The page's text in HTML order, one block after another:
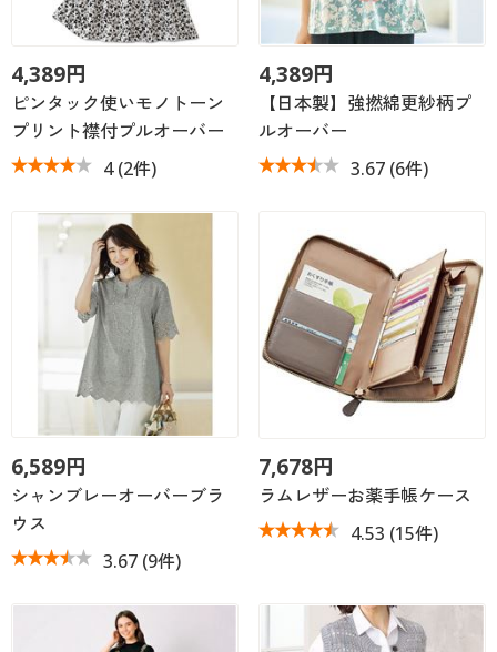
4,389円
ピンタック使いモノトーン
プリント襟付プルオーバー
4(2件)
4,389円
【日本製】強撚綿更紗柄プ
ルオーバー
3.67(6件)
6,589円
シャンブレーオーバーブラ
ウス
3.67 (9件)
7,678円
ラムレザーお薬手帳ケース
4.53 (15件)